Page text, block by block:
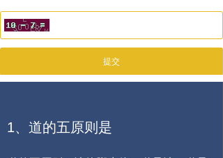
提交
1、道的五原则是